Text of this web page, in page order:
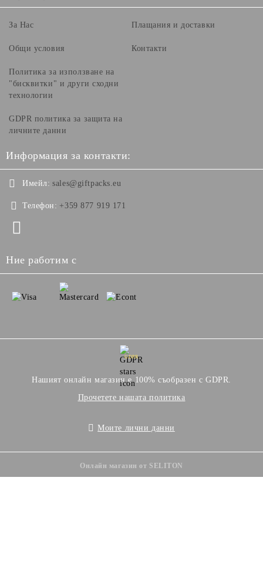
За Нас
Общи условия
Политика за използване на
"бисквитки" и други сходни
технологии
GDPR политика за защита на
личните данни
Плащания и доставки
Контакти
Информация за контакти:
Имейл: sales@giftpacks.eu
Телефон: +359 877 919 171
Ние работим с
GDPR
Нашият онлайн магазин е 100% съобразен с GDPR.
Прочетете нашата политика
Моите лични данни
Онлайн магазин от SELITON